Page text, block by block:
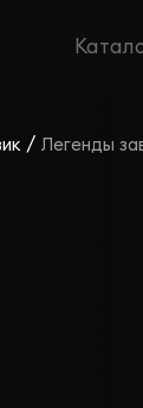
/ Легенды